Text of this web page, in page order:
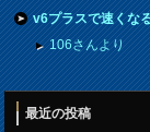
v6プラスで速くな
106さんより
最近の投稿